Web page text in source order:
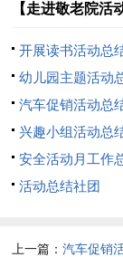
【走进敬老院活
开展读书活动总
幼儿园主题活动
汽车促销活动总
兴趣小组活动总
安全活动月工作
活动总结社团
上一篇：汽车促销